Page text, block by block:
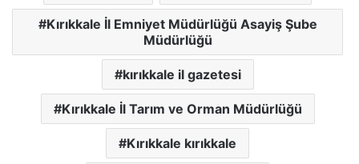
Kırıkkale İl Emniyet Müdürlüğü Asayiş Şube
Müdürlüğü
kırıkkale il gazetesi
Kırıkkale İl Tarım ve Orman Müdürlüğü
Kırıkkale kırıkkale